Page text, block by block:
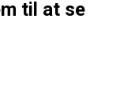
til at se